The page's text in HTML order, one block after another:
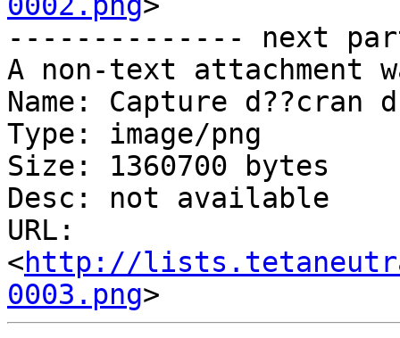
-------------- next
A non-text attachment
Name: Capture d??cran
Type: image/png
Size: 1360700 bytes
Desc: not available
URL:
<http://
0003.png